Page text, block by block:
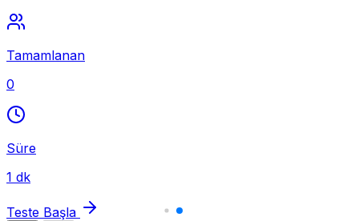
Tamamlanan
0
Süre
1 dk
Teste Başla